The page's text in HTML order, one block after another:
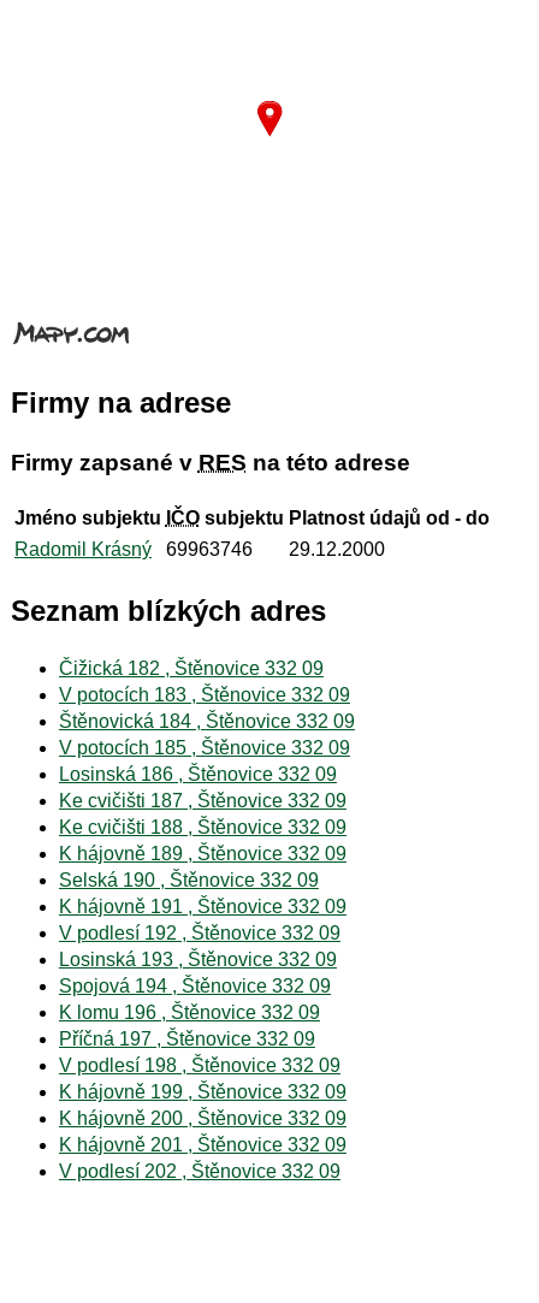
Firmy na adrese
Firmy zapsané v RES na této adrese
Jméno subjektu IČOsubjektu Platnost údajů od - do
Radomil Krásný
69963746 29.12.2000
Seznam blízkých adres
Čižická 182 , Štěnovice 332 09
V potocích 183 , Štěnovice 332 09
Štěnovická 184 , Štěnovice 332 09
V potocích 185 , Štěnovice 332 09
Losinská 186 , Štěnovice 332 09
Ke cvičišti 187 , Štěnovice 332 09
Ke cvičišti 188 , Štěnovice 332 09
K hájovně 189 , Štěnovice 332 09
Selská 190 , Štěnovice 332 09
K hájovně 191 , Štěnovice 332 09
V podlesí 192 , Štěnovice 332 09
Losinská 193 , Štěnovice 332 09
Spojová 194 , Štěnovice 332 09
K lomu 196 , Štěnovice 332 09
Příčná 197 , Štěnovice 332 09
V podlesí 198 , Štěnovice 332 09
K hájovně 199 , Štěnovice 332 09
K hájovně 200 , Štěnovice 332 09
K hájovně 201 , Štěnovice 332 09
V podlesí 202 , Štěnovice 332 09